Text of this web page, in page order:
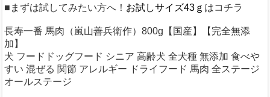
■まずは試してみたい方へ！ お試しサイズ43ｇ はコチラ
長寿一番 馬肉（嵐山善兵衛作）800g【国産】【完全無添
加】
犬 フードドッグフード シニア 高齢犬 全犬種 無添加 食べや
すい 混ぜる 関節 アレルギー ドライフード 馬肉 全ステージ
オールステージ